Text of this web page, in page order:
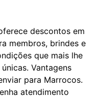
descontos em
membros, brindes e
que mais lhe
Vantagens
para Marrocos.
atendimento